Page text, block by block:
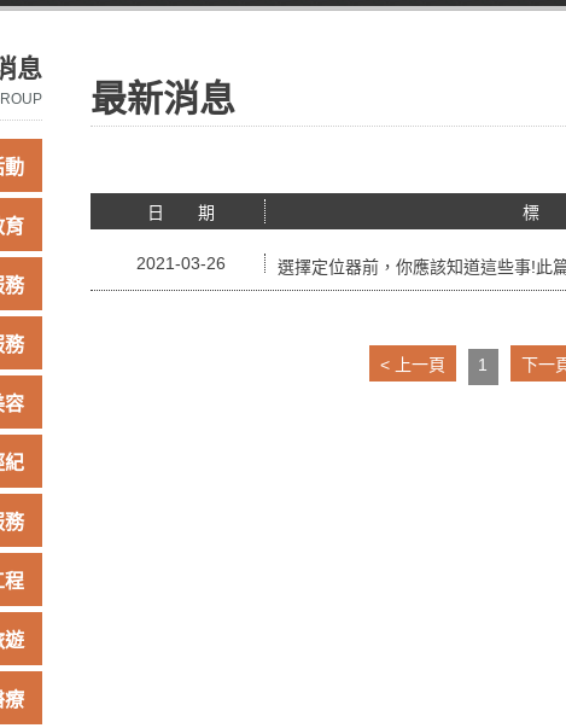
息
動
育
務
務
容
紀
務
程
遊
療
最新消息
日 期
2021-03-26 選擇定位器前，你應該知道這些事!此
< 上一頁 1 下一